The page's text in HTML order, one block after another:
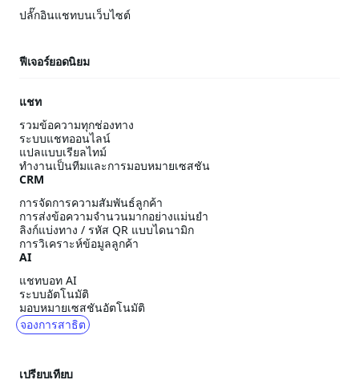
ปลั๊กอินแชทบนเว็บไซต์
ฟีเจอร์ยอดนิยม
แชท
รวมข้อความทุกช่องทาง
ระบบแชทออนไลน์
แปลแบบเรียลไทม์
ทำงานเป็นทีมและการมอบหมายเซสชัน
CRM
การจัดการความสัมพันธ์ลูกค้า
การส่งข้อความจำนวนมากอย่างแม่นยำ
ลิงก์แบ่งทาง / รหัส QR แบบไดนามิก
การวิเคราะห์ข้อมูลลูกค้า
AI
แชทบอท AI
ระบบอัตโนมัติ
มอบหมายเซสชันอัตโนมัติ
จองการสาธิต
เปรียบเทียบ